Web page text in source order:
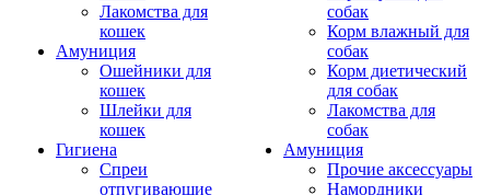
Лакомства для
кошек
Амуниция
Ошейники для
кошек
Шлейки для
кошек
Гигиена
Спреи
отпугивающие
собак
Корм влажный для
собак
Корм диетический
для собак
Лакомства для
собак
Амуниция
Прочие аксессуары
Намордники